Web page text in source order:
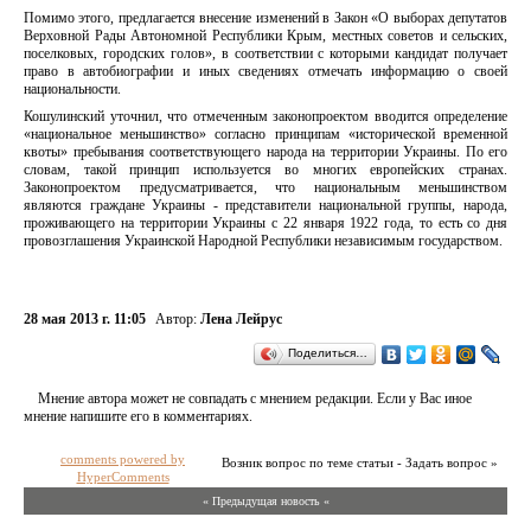
Помимо этого, предлагается внесение изменений в Закон «О выборах депутатов
Верховной Рады Автономной Республики Крым, местных советов и сельских,
поселковых, городских голов», в соответствии с которыми кандидат получает
право в автобиографии и иных сведениях отмечать информацию о своей
национальности.
Кошулинский уточнил, что отмеченным законопроектом вводится определение
«национальное меньшинство» согласно принципам «исторической временной
квоты» пребывания соответствующего народа на территории Украины. По его
словам, такой принцип используется во многих европейских странах.
Законопроектом предусматривается, что национальным меньшинством
являются граждане Украины - представители национальной группы, народа,
проживающего на территории Украины с 22 января 1922 года, то есть со дня
провозглашения Украинской Народной Республики независимым государством.
28 мая 2013 г. 11:05 Автор: Лена Лейрус
Поделиться…
Мнение автора может не совпадать с мнением редакции. Если у Вас иное
мнение напишите его в комментариях.
Возник вопрос по теме статьи - Задать вопрос »
comments powered by
HyperComments
« Предыдущая новость «